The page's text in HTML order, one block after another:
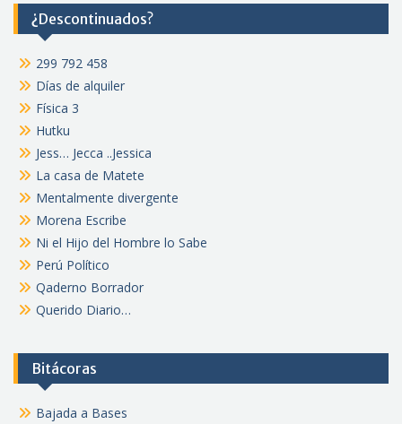
¿Descontinuados?
299 792 458
Días de alquiler
Física 3
Hutku
Jess… Jecca ..Jessica
La casa de Matete
Mentalmente divergente
Morena Escribe
Ni el Hijo del Hombre lo Sabe
Perú Político
Qaderno Borrador
Querido Diario…
Bitácoras
Bajada a Bases